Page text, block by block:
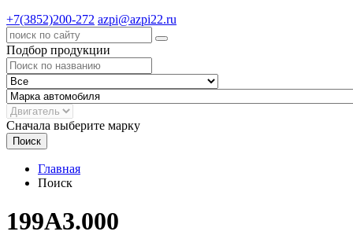
+7(3852)200-272 azpi@azpi22.ru
Подбор продукции
Сначала выберите марку
Поиск
Главная
Поиск
199A3.000